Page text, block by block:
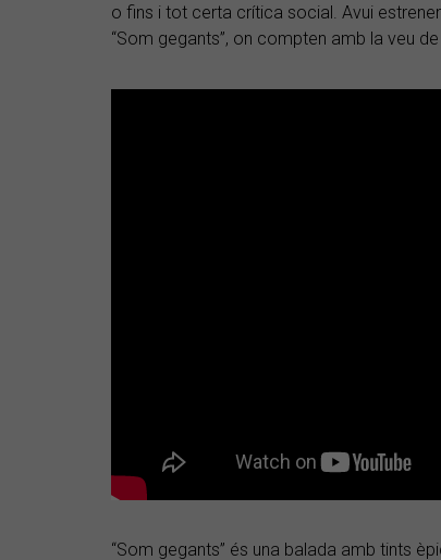
o fins i tot certa crítica social. Avui
“Som gegants”, on compten amb la veu
“Som gegants” és una balada amb tints